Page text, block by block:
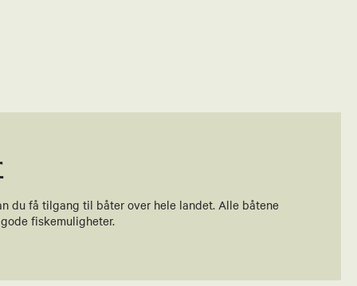
du få tilgang til båter over hele landet. Alle båtene
fiskemuligheter.